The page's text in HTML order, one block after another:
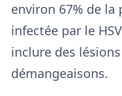
environ 67% de
infectée par le
inclure des
démangeaisons.